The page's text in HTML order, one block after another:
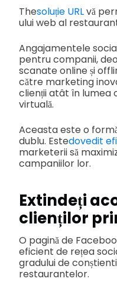
Thesoluție URLvă
ului web al
Angajamentele
pentru companii,
scanate online și
către marketing
clienții atât în lumea
virtuală.
Aceasta este o
dublu. Estedovedit
marketerii să
campaniilor lor.
Extindeți
clienților
O pagină de
eficient de rețea
gradului de
restaurantelor.